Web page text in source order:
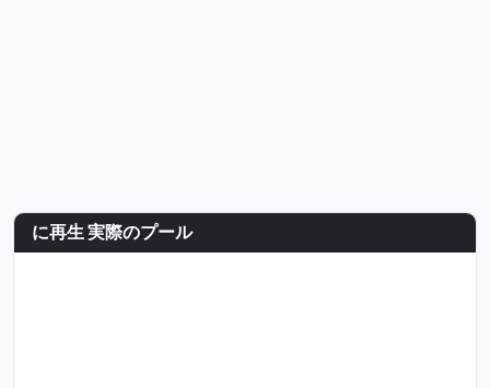
に再生 実際のプール